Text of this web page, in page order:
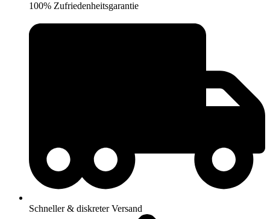
100% Zufriedenheitsgarantie
Schneller & diskreter Versand